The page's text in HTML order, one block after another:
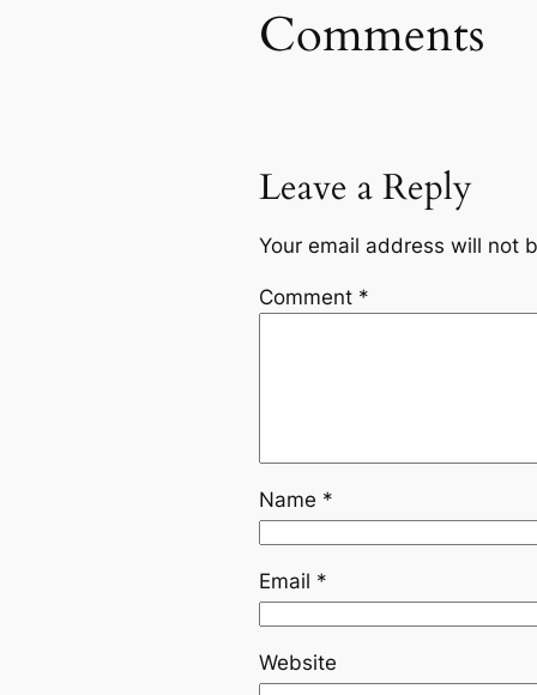
Comments
Leave a Reply
Your email address will not
Comment *
Name *
Email *
Website